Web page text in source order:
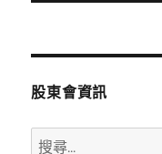
篇
章:
股東會資訊
搜